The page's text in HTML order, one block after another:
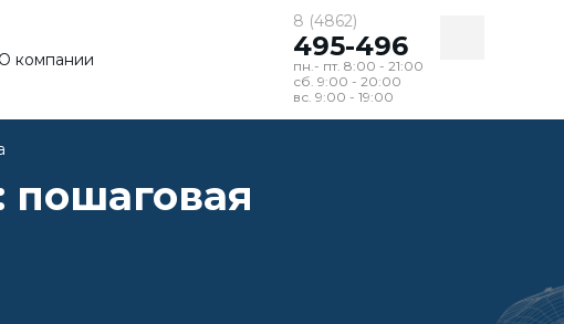
О компании
8 (4862)
495-496
пн.- пт. 8:00 - 21:00
сб. 9:00 - 20:00
вс. 9:00 - 19:00